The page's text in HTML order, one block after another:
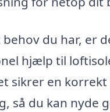
du har, er
hjælp til
sikrer en korrekt
så du kan nyde